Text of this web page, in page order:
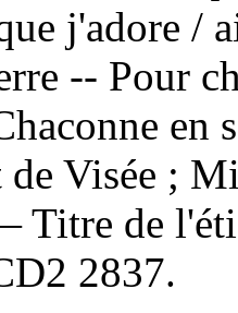
j'adore /
-- Pour
en
de Visée ;
Titre de
2837.